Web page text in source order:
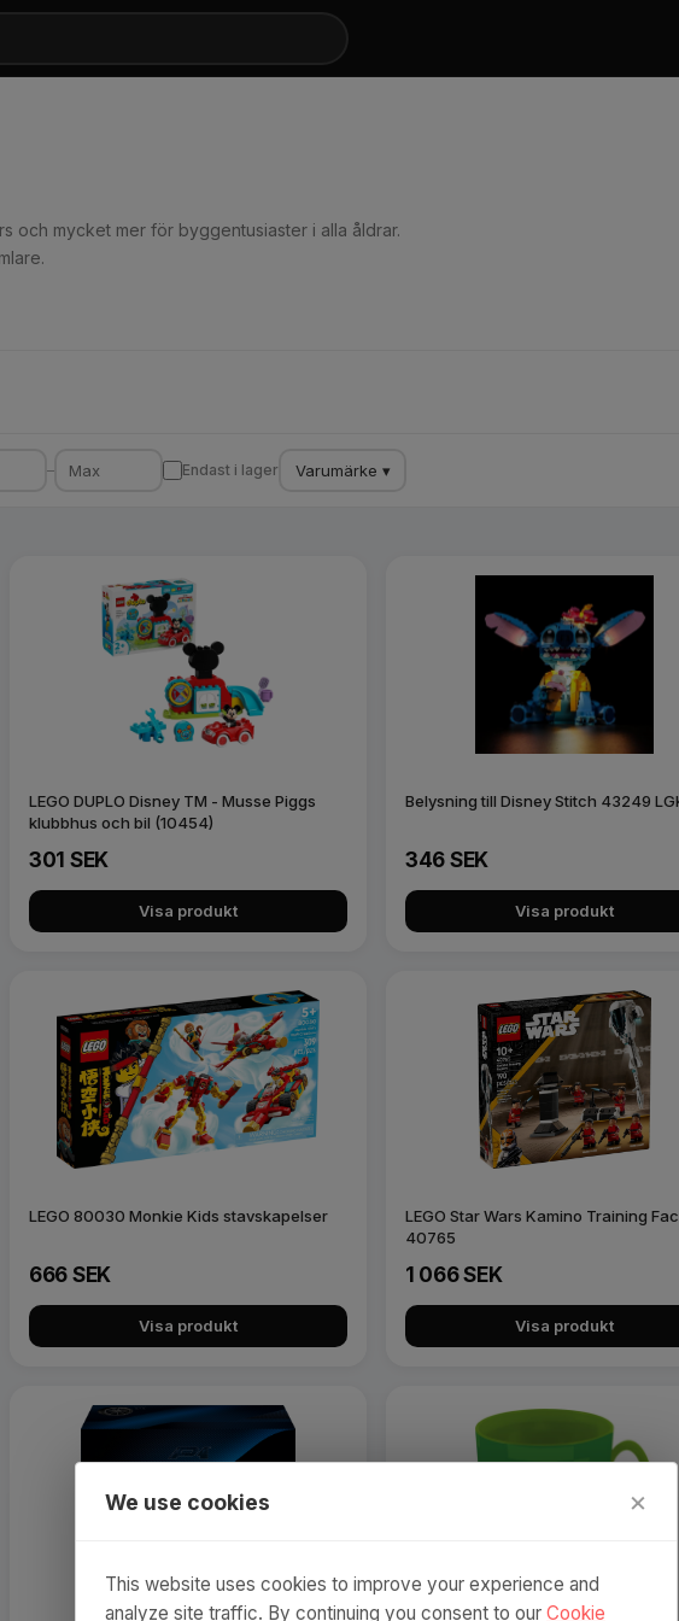
och mycket mer för byggentusiaster i alla åldrar.
– Endast i lager Varumärke ▾
LEGO DUPLO Disney TM - Musse Piggs
klubbhus och bil (10454)
301 SEK
Visa produkt
Belysning till Disney Stitch 43249
346 SEK
Visa produkt
LEGO 80030 Monkie Kids stavskapelser
666 SEK
Visa produkt
LEGO Star Wars Kamino Training
40765
1 066 SEK
Visa produkt
We use cookies ×
This website uses cookies to improve your experience and
analyze site traffic. By continuing you consent to our Cookie